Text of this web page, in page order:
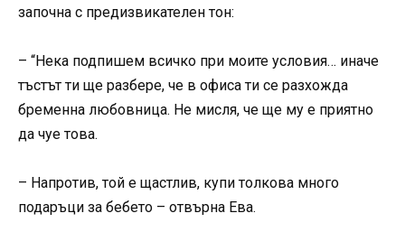
започна с предизвикателен тон:
– “Нека подпишем всичко при моите условия… иначе
тъстът ти ще разбере, че в офиса ти се разхожда
бременна любовница. Не мисля, че ще му е приятно
да чуе това.
– Напротив, той е щастлив, купи толкова много
подаръци за бебето – отвърна Ева.